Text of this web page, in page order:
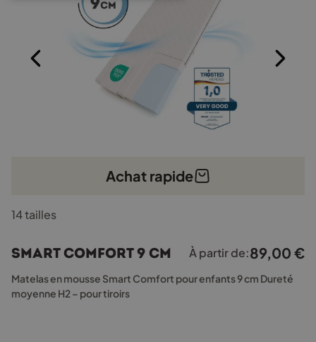
Achat rapide
produit
plusieurs
variations.
Les
options
14 tailles
Smart Comfort 9 cm À partir de:89,00 €
Matelas en mousse Smart Comfort pour enfants 9 cm Dureté
moyenne H2 – pour tiroirs